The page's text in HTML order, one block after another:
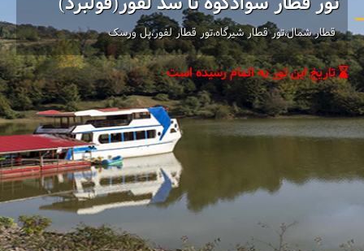
قطار شمال،تور قطار شیرگاه،تور قطار لفور،پل ورسک
تاریخ این تور به اتمام رسیده است